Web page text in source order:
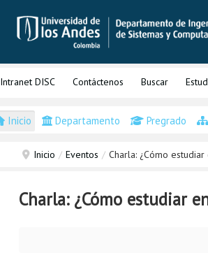
Intranet DISC Contáctenos Buscar
Inicio Departamento Pregrado
Inicio / Eventos / Charla: ¿Cómo
Charla: ¿Cómo estudiar